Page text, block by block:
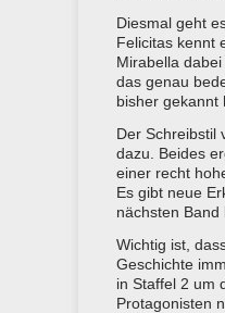
Diesmal geht
Felicitas kennt
Mirabella
das genau
bisher gekannt
Der Schreibstil
dazu. Beides
einer recht
Es gibt neue
nächsten Band
Wichtig ist,
Geschichte
in Staffel 2 um
Protagonisten